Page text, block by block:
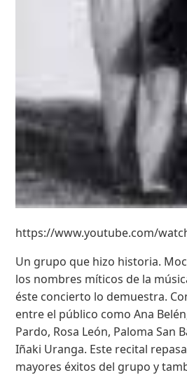
https://www.youtube.com/
Un grupo que hizo historia.
los nombres míticos de la
éste concierto lo demuestra.
entre el público como Ana
Pardo, Rosa León, Paloma San
Iñaki Uranga. Este recital
mayores éxitos del grupo y